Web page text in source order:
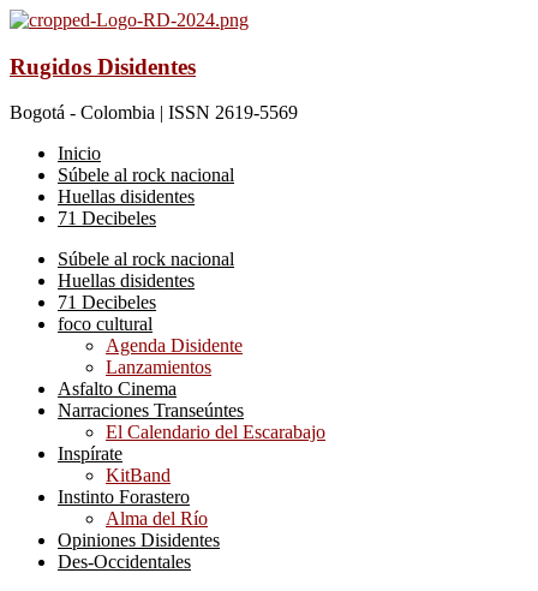
Rugidos Disidentes
Bogotá - Colombia | ISSN 2619-5569
Inicio
Súbele al rock nacional
Huellas disidentes
71 Decibeles
Súbele al rock nacional
Huellas disidentes
71 Decibeles
foco cultural
Agenda Disidente
Lanzamientos
Asfalto Cinema
Narraciones Transeúntes
El Calendario del Escarabajo
Inspírate
KitBand
Instinto Forastero
Alma del Río
Opiniones Disidentes
Des-Occidentales